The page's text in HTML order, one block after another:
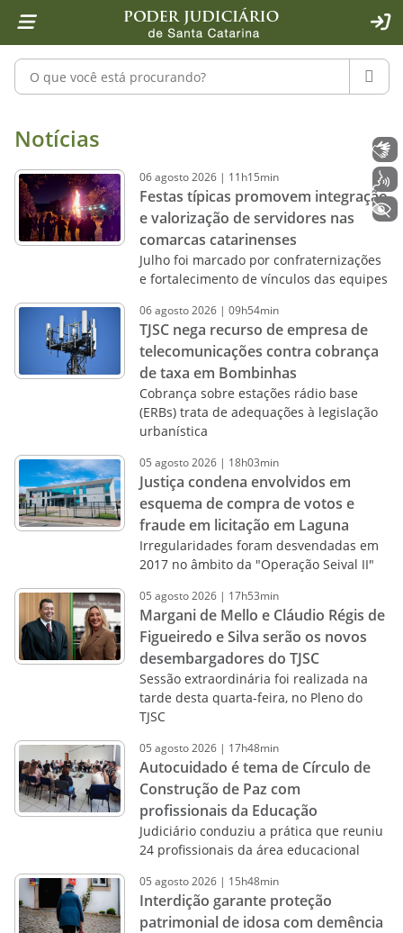
1 Ir para o conteúdo
2 Ir para a ferramenta de acessibilidade - Rybená
4 Ir para o menu principal
5 Ir para a pesquisa
6 Ir para o rodapé
7 Ir para a página inicial
Pesquisar no portal
Notícias - Imprensa - Poder
Notícias
06agosto2026 | 11h15min
Festas típicas promovem integração
e valorização de servidores nas
comarcas catarinenses
Julho foi marcado por confraternizações
e fortalecimento de vínculos das equipes
06agosto2026 | 09h54min
TJSC nega recurso de empresa de
telecomunicações contra cobrança
de taxa em Bombinhas
Cobrança sobre estações rádio base
(ERBs) trata de adequações à legislação
urbanística
05 agosto2026 | 18h03min
Justiça condena envolvidos em
esquema de compra de votos e
fraude em licitação em Laguna
Irregularidades foram desvendadas em
2017 no âmbito da "Operação Seival II"
05 agosto2026 | 17h53min
Margani de Mello e Cláudio Régis de
Figueiredo e Silva serão os novos
desembargadores do TJSC
Sessão extraordinária foi realizada na
tarde desta quarta-feira, no Pleno do
TJSC
05 agosto2026 | 17h48min
Autocuidado é tema de Círculo de
Construção de Paz com
profissionais da Educação
Judiciário conduziu a prática que reuniu
24 profissionais da área educacional
05 agosto2026 | 15h48min
Interdição garante proteção
patrimonial de idosa com demência
+ Acessibilidade